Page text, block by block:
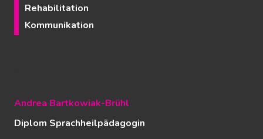
Rehabilitation
Kommunikation
Andrea Bartkowiak-Brühl
Diplom Sprachheilpädagogin